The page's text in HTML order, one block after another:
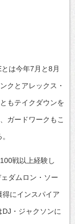
は今年7月と8月
クとアレックス・
もテイクダウンを
ガードワークもこ
戦以上経験し
ダムロン・ソー
にインスパイア
・ジャクソンに